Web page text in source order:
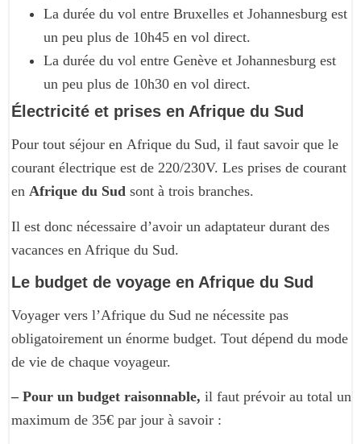
La durée du vol entre Bruxelles et Johannesburg est
un peu plus de 10h45 en vol direct.
La durée du vol entre Genève et Johannesburg est
un peu plus de 10h30 en vol direct.
Électricité et prises en Afrique du Sud
Pour tout séjour en Afrique du Sud, il faut savoir que le
courant électrique est de 220/230V. Les prises de courant
en Afrique du Sud sont à trois branches.
Il est donc nécessaire d’avoir un adaptateur durant des
vacances en Afrique du Sud.
Le budget de voyage en Afrique du Sud
Voyager vers l’Afrique du Sud ne nécessite pas
obligatoirement un énorme budget. Tout dépend du mode
de vie de chaque voyageur.
– Pour un budget raisonnable, il faut prévoir au total un
maximum de 35€ par jour à savoir :